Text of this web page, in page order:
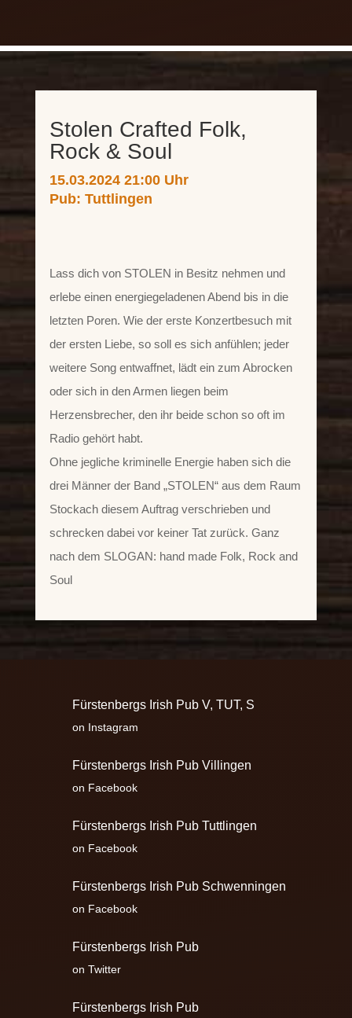
Stolen Crafted Folk,
Rock & Soul
15.03.2024 21:00 Uhr
Pub: Tuttlingen
Lass dich von STOLEN in Besitz nehmen und
erlebe einen energiegeladenen Abend bis in die
letzten Poren. Wie der erste Konzertbesuch mit
der ersten Liebe, so soll es sich anfühlen; jeder
weitere Song entwaffnet, lädt ein zum Abrocken
oder sich in den Armen liegen beim
Herzensbrecher, den ihr beide schon so oft im
Radio gehört habt.
Ohne jegliche kriminelle Energie haben sich die
drei Männer der Band „STOLEN“ aus dem Raum
Stockach diesem Auftrag verschrieben und
schrecken dabei vor keiner Tat zurück. Ganz
nach dem SLOGAN: hand made Folk, Rock and
Soul
Fürstenbergs Irish Pub V, TUT, S
on Instagram
Fürstenbergs Irish Pub Villingen
on Facebook
Fürstenbergs Irish Pub Tuttlingen
on Facebook
Fürstenbergs Irish Pub Schwenningen
on Facebook
Fürstenbergs Irish Pub
on Twitter
Fürstenbergs Irish Pub